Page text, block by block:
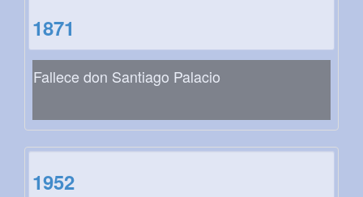
1871
Fallece don Santiago Palacio
1952